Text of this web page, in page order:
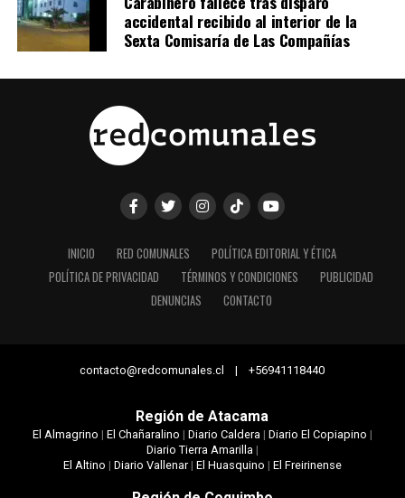
accidental recibido al interior de la
Sexta Comisaría de Las Compañías
INICIO RED COMUNALES
POLÍTICA EDITORIAL Y ÉTICA
POLÍTICA DE PRIVACIDAD
TÉRMINOS Y CONDICIONES
PUBLICIDAD
DENUNCIAS
CONTACTO
contacto@redcomunales.cl | +56941118440
Región de Atacama
El Almagrino | El Chañaralino | Diario Caldera| Diario El Copiapino |
Diario Tierra Amarilla|
El Altino | Diario Vallenar| El Huasquino | El Freirinense